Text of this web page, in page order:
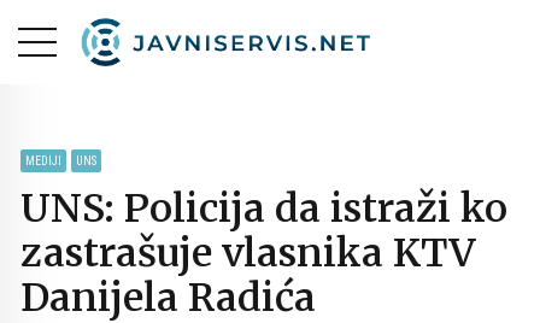
MEDIJI UNS
UNS: Policija da istraži ko
zastrašuje vlasnika KTV
Danijela Radića